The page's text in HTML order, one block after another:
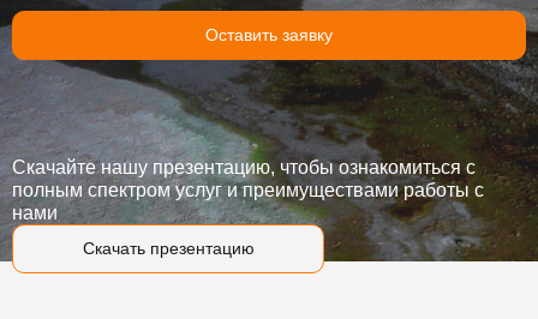
Оставить заявку
Скачать презентацию
Скачайте нашу презентацию, чтобы ознакомиться с
полным спектром услуг и преимуществами работы с
нами